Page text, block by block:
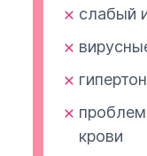
слабый
крови